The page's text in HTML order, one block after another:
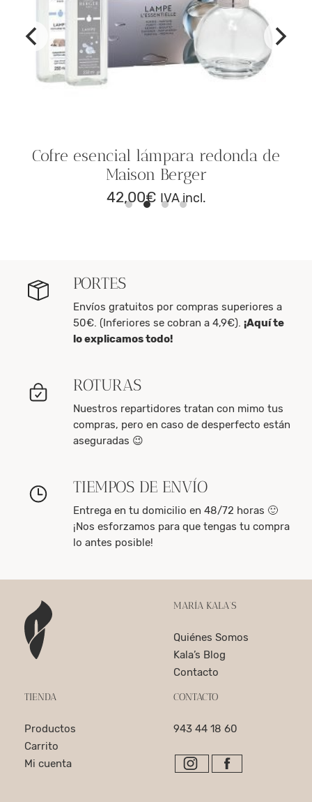
Cofre esencial lámpara redonda de
Maison Berger
42,00€ IVA incl.
PORTES
Envíos gratuitos por compras superiores a
50€. (Inferiores se cobran a 4,9€). ¡Aquí te
lo explicamos todo!
ROTURAS
Nuestros repartidores tratan con mimo tus
compras, pero en caso de desperfecto están
aseguradas 😉
TIEMPOS DE ENVÍO
Entrega en tu domicilio en 48/72 horas 🙂
¡Nos esforzamos para que tengas tu compra
lo antes posible!
MARÍA KALA’S
Quiénes Somos
Kala’s Blog
Contacto
TIENDA
Productos
Carrito
Mi cuenta
CONTACTO
943 44 18 60